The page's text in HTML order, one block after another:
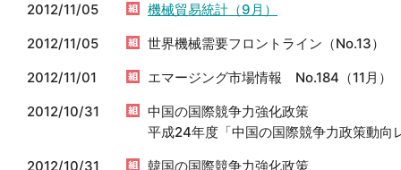
2012/11/05
機械貿易統計（9月）
2012/11/05
世界機械需要フロントライン（No.13）
2012/11/01
エマージング市場情報 No.184（11月）
2012/10/31
中国の国際競争力強化政策
平成24年度「中国の国際競争力政策動
2012/10/31
韓国の国際競争力強化政策